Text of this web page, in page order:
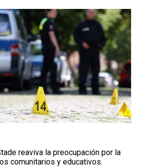
11:30 PM
reaviva la preocupación por la
comunitarios y educativos.